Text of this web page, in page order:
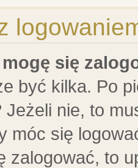
się
być kilka. Po
Jeżeli nie, to
móc się
zalogować, to